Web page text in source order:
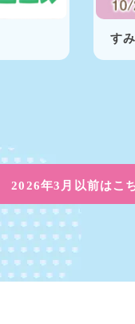
す
2026年3月以前はこ